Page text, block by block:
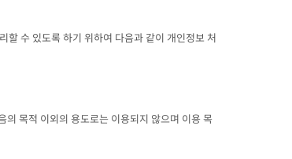
할 수 있도록 하기 위하여 다음과 같이 개인정보 처
목적 이외의 용도로는 이용되지 않으며 이용 목